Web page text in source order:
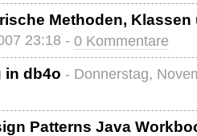
Methoden,
23:18 - 0 Kommentare
in db4o - Donnerstag,
Patterns Java